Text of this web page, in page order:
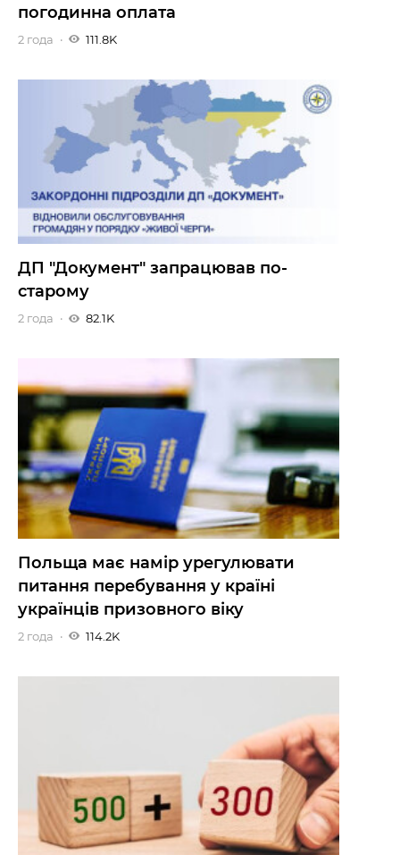
погодинна оплата
2 года 111.8K
ДП "Документ" запрацював по-
старому
2 года 82.1K
Польща має намір урегулювати
питання перебування у країні
українців призовного віку
2 года 114.2K